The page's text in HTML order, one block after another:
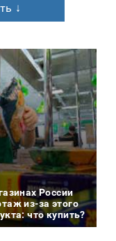
↓
России
из-за этого
что купить?